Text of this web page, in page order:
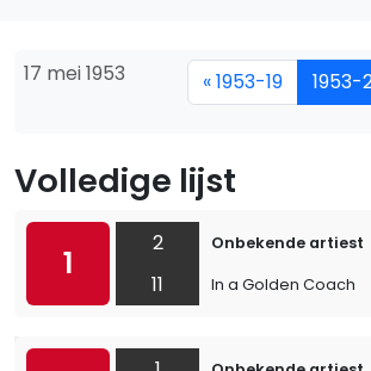
17 mei 1953 « 1953-19 1953-
Volledige lijst
1
2
11
Onbekende artiest
In a Golden Coach